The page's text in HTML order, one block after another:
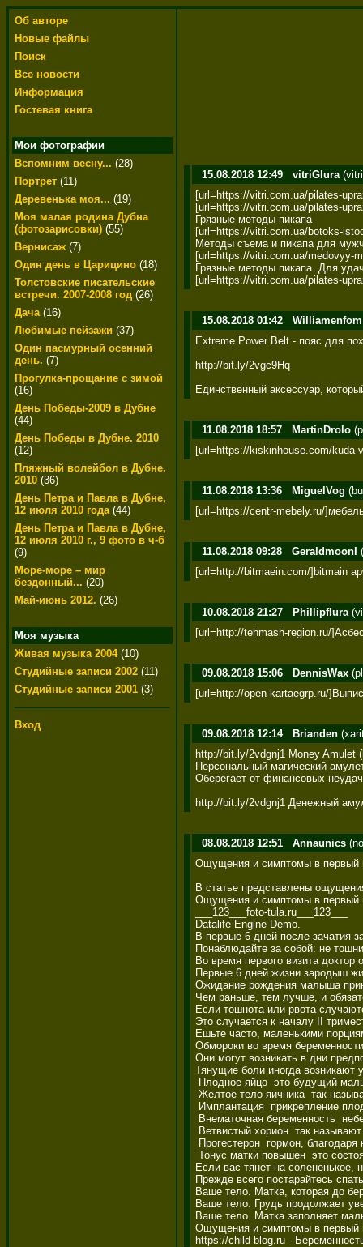
Об авторе
Новые файлы
Поиск
Все новости
Информация
Гостевая книга
Мои фотографии
Вспомним весну... (28)
Портрет (11)
Деревенька моя... (19)
Моя малая родина Дубна
(фотозарисовки) (55)
Вернисаж (7)
Один день в Царицино (18)
Толстовские писательские
встречи. 2007-2008 год (26)
Дача(16)
Любимые пейзажи (37)
Один пасмурный осенний
день. (7)
Прогулка-прощание с зимой
(16)
День Победы-2009 в Дубне
(44)
День Победы в Дубне. 2010
(12)
Пляжный волейбол в Дубне.
2010 (36)
День Петра и Павла в Дубне,
12 июля 2010 года(44)
День Петра и Павла в Дубне,
12 июля 2010 г., 9 фото в ч-б
(9)
Море-море – мир
бездонный... (20)
Май-июнь 2012. (26)
Моя музыка
Живая музыка 2004(10)
Студийные записи 2002 (11)
Студийные записи 2001 (3)
Вход
15.08.2018 12:49 vitriGlura
[url=https://vitri.com.ua/pilates-
[url=https://vitri.com.ua/pilates-
Грязные методы пикапа
[url=https://vitri.com.ua/botoks-
Методы съема и пикапа для
[url=https://vitri.com.ua/medovyy-
Грязные методы пикапа. Для
[url=https://vitri.com.ua/pilates-
15.08.2018 01:42 Williamenfom
Extreme Power Belt - пояс для
http://bit.ly/2vgc9Hq
Единственный аксессуар,
11.08.2018 18:57 MartinDrolo
[url=https://kiskinhouse.com/kuda-
11.08.2018 13:36 MiguelVog
[url=https://centr-mebely.ru/
11.08.2018 09:28 GeraldmoonI
[url=http://bitmaein.com/]bitmain
10.08.2018 21:27 Phillipflura
[url=http://tehmash-region.ru/
09.08.2018 15:06 DennisWax
[url=http://open-kartaegrp.ru/
09.08.2018 12:14 Brianden
http://bit.ly/2vdgnj1 Money Amulet
Персональный магический
Оберегает от финансовых
http://bit.ly/2vdgnj1 Денежный
08.08.2018 12:51 Annaunics
Ощущения и симптомы в первый
В статье представлены
Ощущения и симптомы в первый
___123___foto-tula.ru___123___
Datalife Engine Demo.
В первые 6 дней после зачатия
Понаблюдайте за собой: не
Во время первого визита
Первые 6 дней жизни зародыш
Ожидание рождения малыша
Чем раньше, тем лучше, и
Если тошнота или рвота
Это случается к началу II
Ешьте часто, маленькими
Обмороки во время
Они могут возникать в дни
Тянущие боли иногда возникают
Плодное яйцо  это будущий
Желтое тело яичника  так
Имплантация  прикрепление
Внематочная беременность
Ветвистый хорион  так
Прогестерон  гормон,
Тонус матки повышен  это
Если вас тянет на солененькое,
Прежде всего постарайтесь
Ваше тело. Матка, которая до
Ваше тело. Грудь продолжает
Ваше тело. Матка заполняет
Ощущения и симптомы в первый
https://child-blog.ru -